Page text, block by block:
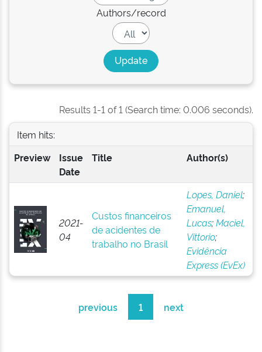
Authors/record
Results 1-1 of 1 (Search time: 0.006 seconds).
Item hits:
Preview
Issue
Date
Title Author(s)
2021-
04
Custos financeiros
de acidentes de
trabalho no Brasil
Lopes, Daniel;
Emanuel,
Lucas;Maciel,
Vittorio;
Evidência
Express (EvEx)
previous 1 next